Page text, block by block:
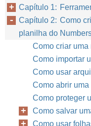
Capítulo 1:
Capítulo 2: Como
planilha do
Como criar
Como importar
Como usar
Como abrir
Como proteger
Como salvar
Como usar